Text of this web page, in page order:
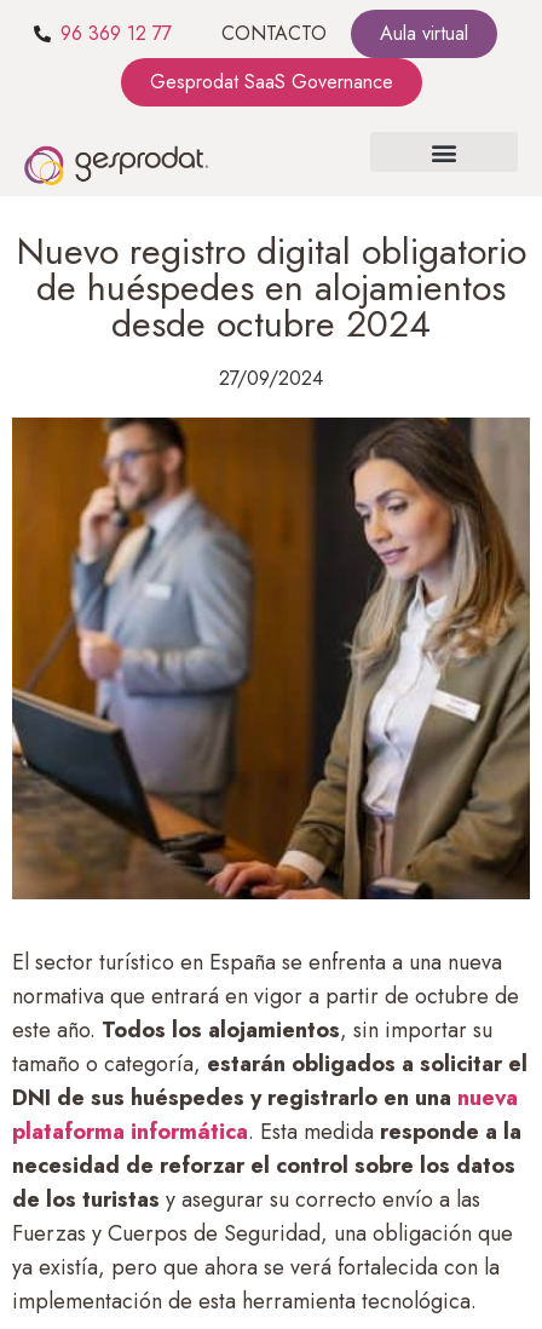
96 369 12 77 CONTACTO
Aula virtual
Gesprodat SaaS Governance
Nuevo registro digital obligatorio
de huéspedes en alojamientos
desde octubre 2024
27/09/2024
El sector turístico en España se enfrenta a una nueva
normativa que entrará en vigor a partir de octubre de
este año. Todos los alojamientos, sin importar su
tamaño o categoría, estarán obligados a solicitar el
DNI de sus huéspedes y registrarlo en una nueva
plataforma informática. Esta medida responde a la
necesidad de reforzar el control sobre los datos
de los turistas y asegurar su correcto envío a las
Fuerzas y Cuerpos de Seguridad, una obligación que
ya existía, pero que ahora se verá fortalecida con la
implementación de esta herramienta tecnológica.